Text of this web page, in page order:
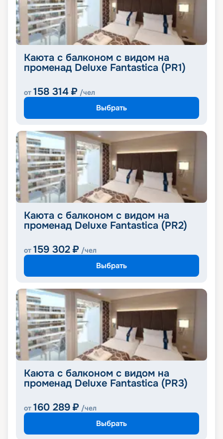
Каюта с балконом с видом на
променад Deluxe Fantastica (PR1)
от 158 314 ₽ /чел
Выбрать
Каюта с балконом с видом на
променад Deluxe Fantastica (PR2)
от 159 302 ₽ /чел
Выбрать
Каюта с балконом с видом на
променад Deluxe Fantastica (PR3)
от 160 289 ₽ /чел
Выбрать